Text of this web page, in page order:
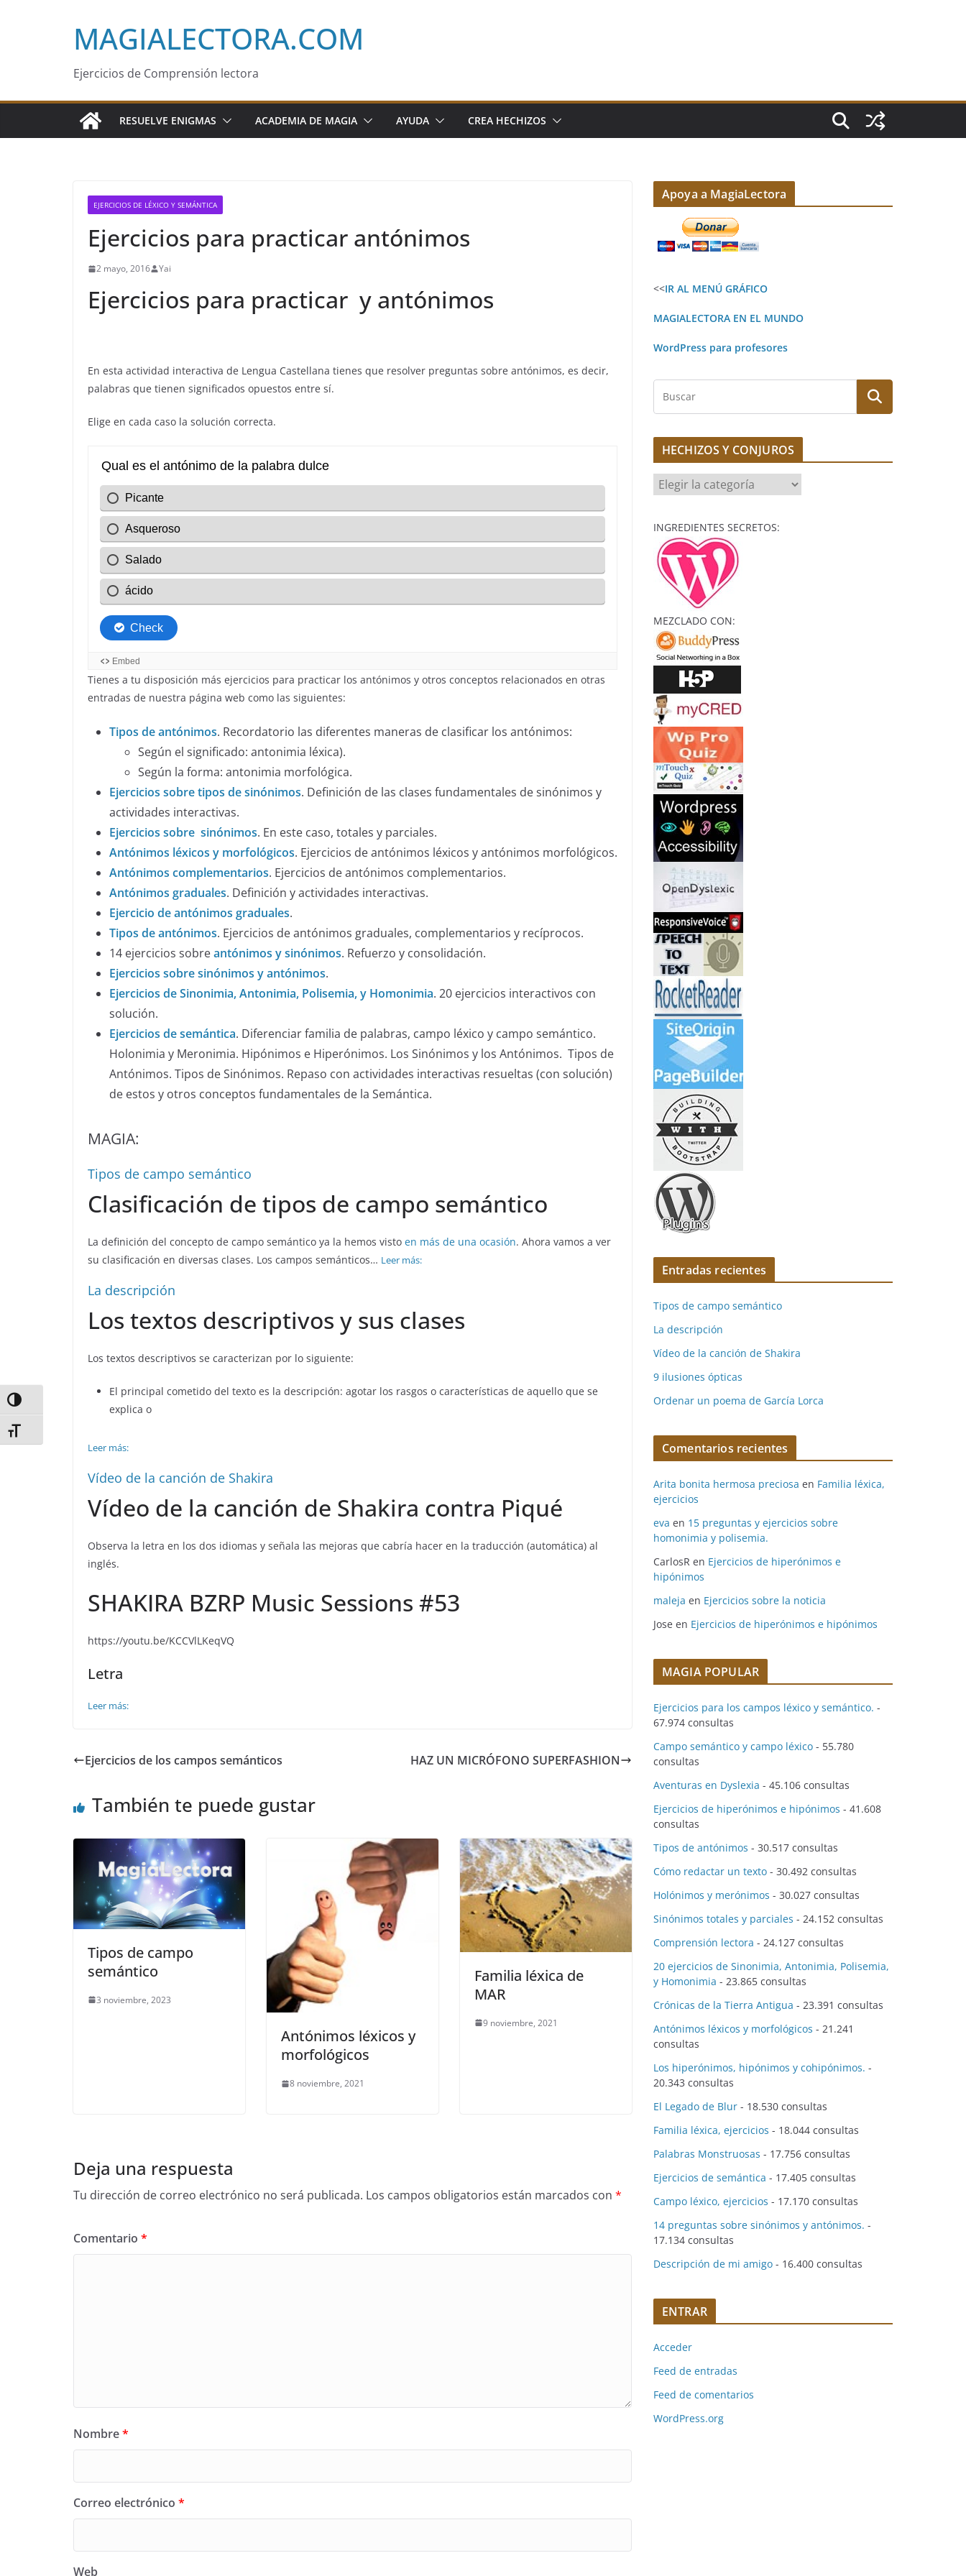
Alternar alto contraste
Alternar tamaño de letra
MAGIALECTORA.COM
Ejercicios de Comprensión lectora
RESUELVE ENIGMAS ACADEMIA DE MAGIA AYUDA CREA HECHIZOS
EJERCICIOS DE LÉXICO Y SEMÁNTICA
Ejercicios para practicar antónimos
2 mayo, 2016 Yai
Ejercicios para practicar y antónimos
En esta actividad interactiva de Lengua Castellana tienes que resolver preguntas sobre antónimos, es decir,
palabras que tienen significados opuestos entre sí.
Elige en cada caso la solución correcta.
Tienes a tu disposición más ejercicios para practicar los antónimos y otros conceptos relacionados en otras
entradas de nuestra página web como las siguientes:
Tipos de antónimos. Recordatorio las diferentes maneras de clasificar los antónimos:
Según el significado: antonimia léxica).
Según la forma: antonimia morfológica.
Ejercicios sobre tipos de sinónimos. Definición de las clases fundamentales de sinónimos y
actividades interactivas.
Ejercicios sobre sinónimos. En este caso, totales y parciales.
Antónimos léxicos y morfológicos. Ejercicios de antónimos léxicos y antónimos morfológicos.
Antónimos complementarios. Ejercicios de antónimos complementarios.
Antónimos graduales. Definición y actividades interactivas.
Ejercicio de antónimos graduales.
Tipos de antónimos. Ejercicios de antónimos graduales, complementarios y recíprocos.
14 ejercicios sobreantónimos y sinónimos. Refuerzo y consolidación.
Ejercicios sobre sinónimos y antónimos.
Ejercicios de Sinonimia, Antonimia, Polisemia, y Homonimia. 20 ejercicios interactivos con
solución.
Ejercicios de semántica. Diferenciar familia de palabras, campo léxico y campo semántico.
Holonimia y Meronimia. Hipónimos e Hiperónimos. Los Sinónimos y los Antónimos. Tipos de
Antónimos. Tipos de Sinónimos. Repaso con actividades interactivas resueltas (con solución)
de estos y otros conceptos fundamentales de la Semántica.
MAGIA:
Tipos de campo semántico
Clasificación de tipos de campo semántico
La definición del concepto de campo semántico ya la hemos visto en más de una ocasión. Ahora vamos a ver
su clasificación en diversas clases. Los campos semánticos… Leer más:
La descripción
Los textos descriptivos y sus clases
Los textos descriptivos se caracterizan por lo siguiente:
El principal cometido del texto es la descripción: agotar los rasgos o características de aquello que se
explica o
Leer más:
Vídeo de la canción de Shakira
Vídeo de la canción de Shakira contra Piqué
Observa la letra en los dos idiomas y señala las mejoras que cabría hacer en la traducción (automática) al
inglés.
SHAKIRA BZRP Music Sessions #53
https://youtu.be/KCCVlLKeqVQ
Letra
Leer más:
Ejercicios de los campos semánticos HAZ UN MICRÓFONO SUPERFASHION
También te puede gustar
Tipos de campo
semántico
3 noviembre, 2023
Antónimos léxicos y
morfológicos
8 noviembre, 2021
Familia léxica de
MAR
9 noviembre, 2021
Deja una respuesta
Tu dirección de correo electrónico no será publicada. Los campos obligatorios están marcados con *
Comentario *
Nombre*
Correo electrónico *
Web
Apoya a MagiaLectora
<<IR AL MENÚ GRÁFICO
MAGIALECTORA EN EL MUNDO
WordPress para profesores
c
a
r
HECHIZOS Y CONJUROS
H
E
H
Z
Y
C
O
J
U
S
INGREDIENTES SECRETOS:
MEZCLADO CON:
Entradas recientes
Tipos de campo semántico
La descripción
Vídeo de la canción de Shakira
9 ilusiones ópticas
Ordenar un poema de García Lorca
Comentarios recientes
Arita bonita hermosa preciosa en Familia léxica,
ejercicios
eva en 15 preguntas y ejercicios sobre
homonimia y polisemia.
CarlosR en Ejercicios de hiperónimos e
hipónimos
maleja en Ejercicios sobre la noticia
Jose en Ejercicios de hiperónimos e hipónimos
MAGIA POPULAR
Ejercicios para los campos léxico y semántico. -
67.974 consultas
Campo semántico y campo léxico - 55.780
consultas
Aventuras en Dyslexia - 45.106 consultas
Ejercicios de hiperónimos e hipónimos - 41.608
consultas
Tipos de antónimos - 30.517 consultas
Cómo redactar un texto - 30.492 consultas
Holónimos y merónimos - 30.027 consultas
Sinónimos totales y parciales - 24.152 consultas
Comprensión lectora - 24.127 consultas
20 ejercicios de Sinonimia, Antonimia, Polisemia,
y Homonimia - 23.865 consultas
Crónicas de la Tierra Antigua - 23.391 consultas
Antónimos léxicos y morfológicos - 21.241
consultas
Los hiperónimos, hipónimos y cohipónimos. -
20.343 consultas
El Legado de Blur - 18.530 consultas
Familia léxica, ejercicios - 18.044 consultas
Palabras Monstruosas - 17.756 consultas
Ejercicios de semántica - 17.405 consultas
Campo léxico, ejercicios - 17.170 consultas
14 preguntas sobre sinónimos y antónimos. -
17.134 consultas
Descripción de mi amigo - 16.400 consultas
ENTRAR
Acceder
Feed de entradas
Feed de comentarios
WordPress.org